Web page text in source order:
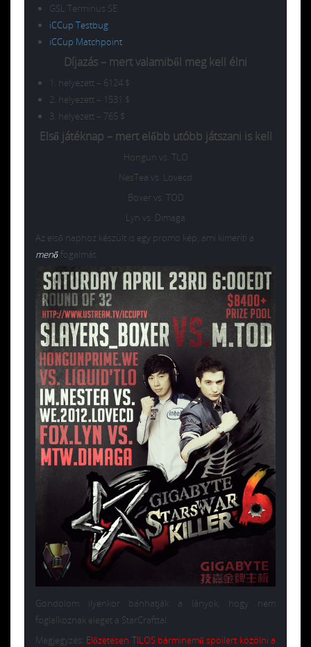
GSL Terminus SE
iCCup Testbug
iCCup Matchpoint
Díjazás – mert valamiből meg kell élni
1. helyezett – 6124 $
2. helyezett – 1531 $
3. helyezett – 765 $
Első játéknap – mert előbb utóbb játszani is kell
Hongun vs. TLO
NesTea vs. Lovecd
Boxer vs. TOD
Lyn vs. Dimaga
Az első naphoz készült is egy promo kép, ami kimeríti a
menőfogalmát.
Gondolom ilyenkor bánhatják a lányok, hogy nem
foglalkoznak eleget a StarCrafttal.
Megjegyzés: Előzetesen TILOS bárminemű spoilert közölni a